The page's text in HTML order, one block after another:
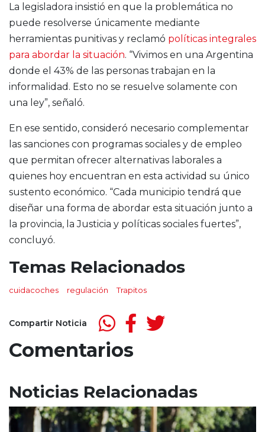
La legisladora insistió en que la problemática no
puede resolverse únicamente mediante
herramientas punitivas y reclamó políticas integrales
para abordar la situación. “Vivimos en una Argentina
donde el 43% de las personas trabajan en la
informalidad. Esto no se resuelve solamente con
una ley”, señaló.
En ese sentido, consideró necesario complementar
las sanciones con programas sociales y de empleo
que permitan ofrecer alternativas laborales a
quienes hoy encuentran en esta actividad su único
sustento económico. “Cada municipio tendrá que
diseñar una forma de abordar esta situación junto a
la provincia, la Justicia y políticas sociales fuertes”,
concluyó.
Temas Relacionados
cuidacoches regulación Trapitos
Compartir Noticia
Comentarios
Noticias Relacionadas